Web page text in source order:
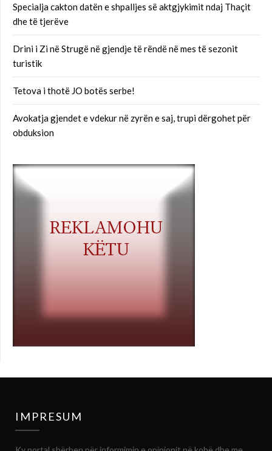
Specialja cakton datën e shpalljes së aktgjykimit ndaj Thaçit
dhe të tjerëve
Drini i Zi në Strugë në gjendje të rëndë në mes të sezonit
turistik
Tetova i thotë JO botës serbe!
Avokatja gjendet e vdekur në zyrën e saj, trupi dërgohet për
obduksion
IMPRESUM